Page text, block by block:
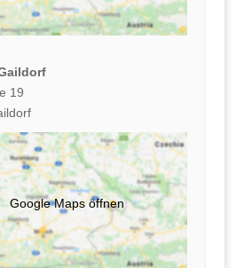
19
Google Maps öffnen